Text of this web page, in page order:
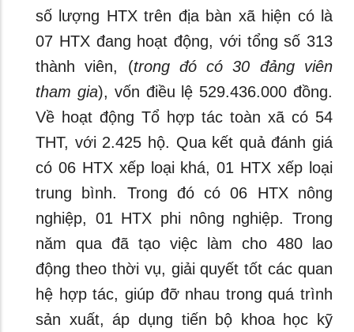
số lượng HTX trên địa bàn xã hiện có là
07 HTX đang hoạt động, với tổng số 313
thành viên, (trong đó có 30 đảng viên
tham gia), vốn điều lệ 529.436.000 đồng.
Về hoạt động Tổ hợp tác toàn xã có 54
THT, với 2.425 hộ. Qua kết quả đánh giá
có 06 HTX xếp loại khá, 01 HTX xếp loại
trung bình. Trong đó có 06 HTX nông
nghiệp, 01 HTX phi nông nghiệp. Trong
năm qua đã tạo việc làm cho 480 lao
động theo thời vụ, giải quyết tốt các quan
hệ hợp tác, giúp đỡ nhau trong quá trình
sản xuất, áp dụng tiến bộ khoa học kỹ